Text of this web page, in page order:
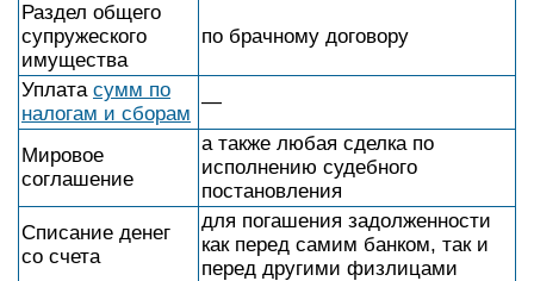
Раздел общего
супружеского
имущества
по брачному договору
Уплата сумм по
налогам и сборам
—
Мировое
соглашение
а также любая сделка по
исполнению судебного
постановления
Списание денег
со счета
для погашения задолженности
как перед самим банком, так и
перед другими физлицами